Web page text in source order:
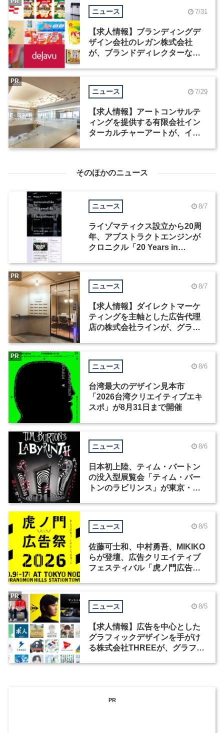
ニュース 7/31
【求人情報】ブランディングデ
ザイン会社のレガン株式会社
が、ブランドディレクターなど3
ニュース 7/29
【求人情報】アートコンサルテ
ィングを提供する有限会社イン
ターカルチャーアートが、イン
PR
そのほかのニュース
ニュース 8/7
ライゾマティクス設立から20周
年、アブストラクトエンジンが
クロニクル「20 Years in
ニュース 8/7
【求人情報】ダイレクトマーケ
ティングを主軸とした広告代理
店の株式会社ラインが、グラフ
PR
ニュース 8/6
台湾最大のデザイン見本市
「2026台湾クリエイティブエキ
スポ」が8月31日まで開催
PR
ニュース 8/6
日本初上陸、ティム・バートン
の没入型展覧会「ティム・バー
トンのラビリンス」が東京・豊
ニュース 8/5
佐藤可士和、中村勇吾、MIKIKO
らが登壇、広告クリエイティブ
フェスティバル「虎ノ門広告
ニュース 8/5
【求人情報】広告を中心とした
グラフィックデザインを手がけ
る株式会社THREEが、グラフィ
PR
PR